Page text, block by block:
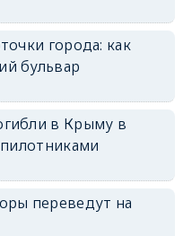
города: как
бульвар
в Крыму в
переведут на